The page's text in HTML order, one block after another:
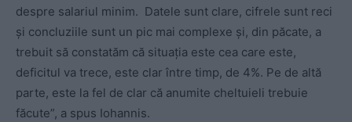
despre salariul minim. Datele sunt clare, cifrele sunt reci
şi concluziile sunt un pic mai complexe şi, din păcate, a
trebuit să constatăm că situaţia este cea care este,
deficitul va trece, este clar între timp, de 4%. Pe de altă
parte, este la fel de clar că anumite cheltuieli trebuie
făcute”, a spus Iohannis.